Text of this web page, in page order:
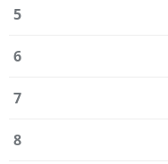
5
6
7
8